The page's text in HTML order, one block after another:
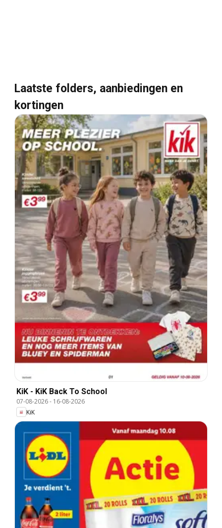
Laatste folders, aanbiedingen en
kortingen
KiK - KiK Back To School
07-08-2026- 16-08-2026
KiK